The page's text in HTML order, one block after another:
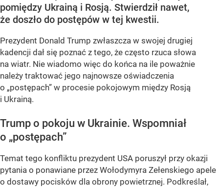
pomiędzy Ukrainą i Rosją. Stwierdził nawet,
że doszło do postępów w tej kwestii.
Prezydent Donald Trump zwłaszcza w swojej drugiej
kadencji dał się poznać z tego, że często rzuca słowa
na wiatr. Nie wiadomo więc do końca na ile poważnie
należy traktować jego najnowsze oświadczenia
o „postępach” w procesie pokojowym między Rosją
i Ukrainą.
Trump o pokoju w Ukrainie. Wspomniał
o „postępach”
Temat tego konfliktu prezydent USA poruszył przy okazji
pytania o ponawiane przez Wołodymyra Zełenskiego apele
o dostawy pocisków dla obrony powietrznej. Podkreślał,